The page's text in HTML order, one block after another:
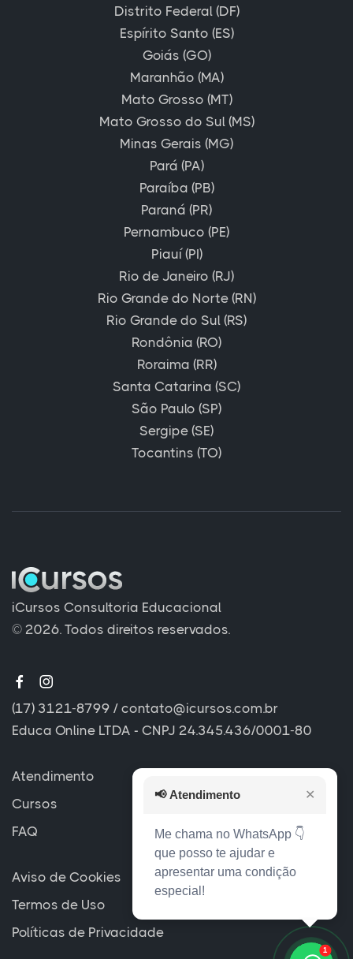
Distrito Federal (DF)
Espírito Santo (ES)
Goiás (GO)
Maranhão (MA)
Mato Grosso (MT)
Mato Grosso do Sul (MS)
Minas Gerais (MG)
Pará (PA)
Paraíba (PB)
Paraná (PR)
Pernambuco (PE)
Piauí (PI)
Rio de Janeiro (RJ)
Rio Grande do Norte (RN)
Rio Grande do Sul (RS)
Rondônia (RO)
Roraima (RR)
Santa Catarina (SC)
São Paulo (SP)
Sergipe (SE)
Tocantins (TO)
iCursos Consultoria Educacional
© 2026. Todos direitos reservados.
(17) 3121-8799 / contato@icursos.com.br
Educa Online LTDA - CNPJ 24.345.436/0001-80
Atendimento
Cursos
FAQ
Aviso de Cookies
Termos de Uso
Políticas de Privacidade
1
📢 Atendimento ✕
Me chama no WhatsApp 👇
que posso te ajudar e
apresentar uma condição
especial!